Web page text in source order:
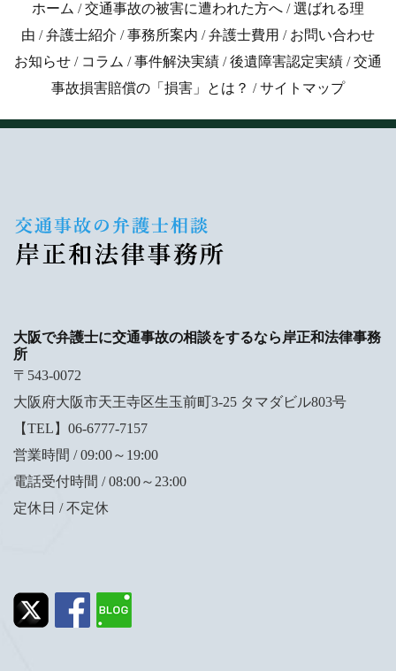
ホーム /交通事故の被害に遭われた方へ /選ばれる理
由 /弁護士紹介 /事務所案内 /弁護士費用 / お問い合わせ
お知らせ / コラム /事件解決実績 /後遺障害認定実績 /交通
事故損害賠償の「損害」とは？ /サイトマップ
大阪で弁護士に交通事故の相談をするなら岸正和法律事務
所
〒543-0072
大阪府大阪市天王寺区生玉前町3-25 タマダビル803号
【TEL】06-6777-7157
営業時間 / 09:00～19:00
電話受付時間 / 08:00～23:00
定休日 / 不定休